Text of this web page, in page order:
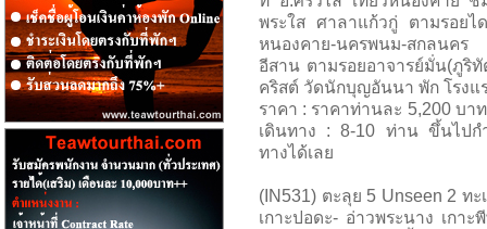
พระใส ศาลาแก้วกู่ ตามรอยไ
หนองคาย-นครพนม-สกลนค
อีสาน ตามรอยอาจารย์มั่น(ภูริ
คริสต์ วัดนักบุญอันนา พัก โรง
ราคา : ราคาท่านละ 5,200 บา
เดินทาง : 8-10 ท่าน ขึ้นไปก
ทางได้เลย
(IN531) ตะลุย 5 Unseen 2 ทะ
เกาะปอดะ- อ่าวพระนาง เกา